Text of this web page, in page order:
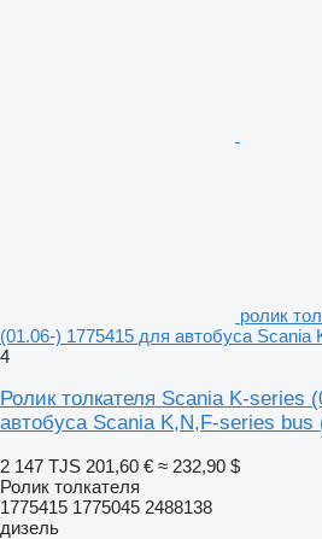
ролик
(01.06-) 1775415 для автобуса Scania
4
Ролик толкателя Scania K-series
автобуса Scania K,N,F-series bus
2 147 TJS 201,60 € ≈ 232,90 $
Ролик толкателя
1775415 1775045 2488138
дизель